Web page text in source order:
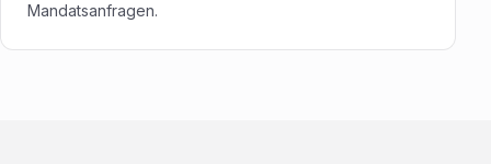
Mandatsanfragen.